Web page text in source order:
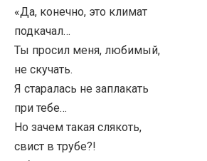
«Да, конечно, это климат
подкачал…
Ты просил меня, любимый,
не скучать.
Я старалась не заплакать
при тебе…
Но зачем такая слякоть,
свист в трубе?!